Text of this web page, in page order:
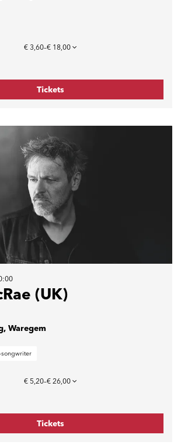
€ 3,60–€ 18,00
Tickets
(UK)
Waregem
songwriter
€ 5,20–€ 26,00
Tickets